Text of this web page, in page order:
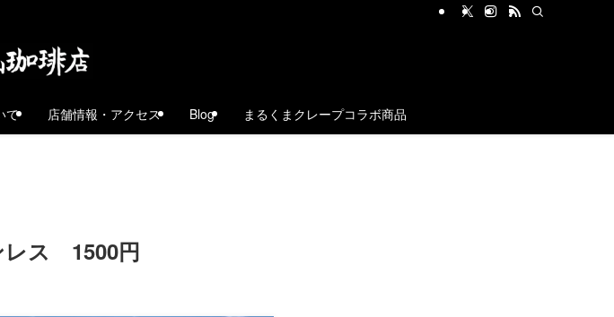
て 店舗情報・アクセス Blog まるくまクレープコラボ商品
ス 1500円